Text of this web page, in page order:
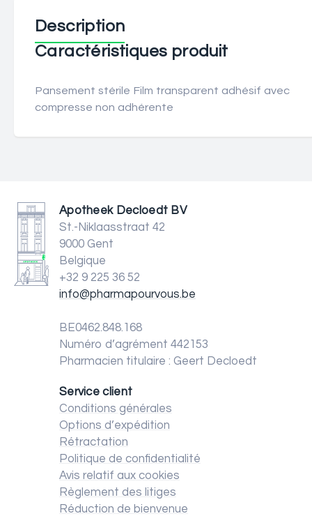
Description
Caractéristiques produit
Pansement stérile Film transparent adhésif avec
compresse non adhérente
Apotheek Decloedt BV
St.-Niklaasstraat 42
9000 Gent
Belgique
+32 9 225 36 52
info@pharmapourvous.be
BE0462.848.168
Numéro d’agrément 442153
Pharmacien titulaire : Geert Decloedt
Service client
Conditions générales
Options d’expédition
Rétractation
Politique de confidentialité
Avis relatif aux cookies
Règlement des litiges
Réduction de bienvenue